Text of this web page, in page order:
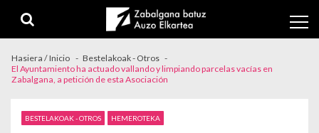
Hasiera / Inicio
Bestelakoak - Otros
El Ayuntamiento ha actuado vallando y limpiando parcelas vacías en
Zabalgana, a petición de esta Asociación
BESTELAKOAK - OTROS HEMEROTEKA